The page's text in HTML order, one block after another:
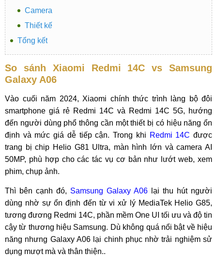
Camera
Thiết kế
Tổng kết
So sánh Xiaomi Redmi 14C vs Samsung
Galaxy A06
Vào cuối năm 2024, Xiaomi chính thức trình làng bộ đôi
smartphone giá rẻ Redmi 14C và Redmi 14C 5G, hướng
đến người dùng phổ thông cần một thiết bị có hiệu năng ổn
định và mức giá dễ tiếp cận. Trong khi Redmi 14C được
trang bị chip Helio G81 Ultra, màn hình lớn và camera AI
50MP, phù hợp cho các tác vụ cơ bản như lướt web, xem
phim, chụp ảnh.
Thì bên cạnh đó, Samsung Galaxy A06 lại thu hút người
dùng nhờ sự ổn định đến từ vi xử lý MediaTek Helio G85,
tương đương Redmi 14C, phần mềm One UI tối ưu và độ tin
cậy từ thương hiệu Samsung. Dù không quá nổi bật về hiệu
năng nhưng Galaxy A06 lại chinh phục nhờ trải nghiệm sử
dụng mượt mà và thân thiện..